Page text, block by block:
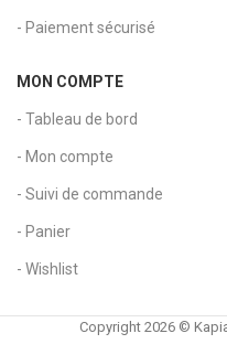
- Paiement sécurisé
MON COMPTE
- Tableau de bord
- Mon compte
- Suivi de commande
- Panier
- Wishlist
Copyright 2026 ©